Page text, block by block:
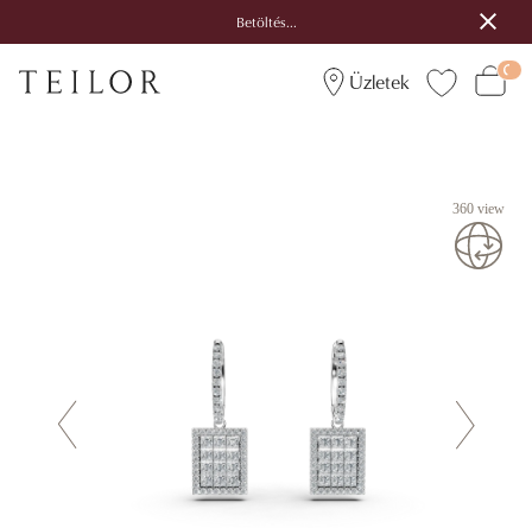
Betöltés...
Üzletek
360 view